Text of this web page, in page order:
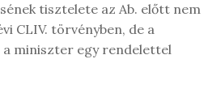
tisztelete az Ab. előtt nem
CLIV. törvényben, de a
miniszter egy rendelettel